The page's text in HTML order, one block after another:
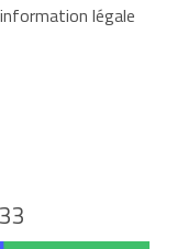
légale